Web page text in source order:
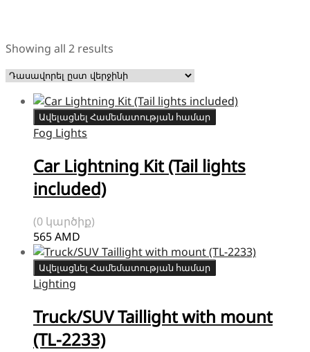
Showing all 2 results
Ավելացնել Համեմատության համար
Fog Lights
Car Lightning Kit (Tail lights
included)
(0 կարծիք)
565AMD
Ավելացնել Համեմատության համար
Lighting
Truck/SUV Taillight with mount
(TL-2233)